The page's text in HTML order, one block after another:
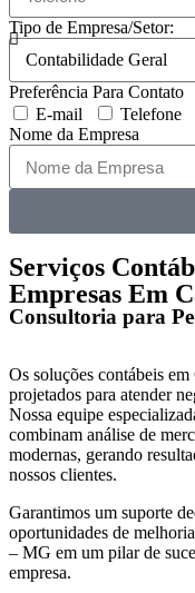
Tipo de Empresa/Setor:
Preferência Para Contato
E-mail
Telefone
Nome da Empresa
Serviços
Empresas Em
Consultoria para
Os soluções contábeis
projetados para atender
Nossa equipe
combinam análise de
modernas, gerando
nossos clientes.
Garantimos um suporte
oportunidades de
– MG em um pilar de
empresa.